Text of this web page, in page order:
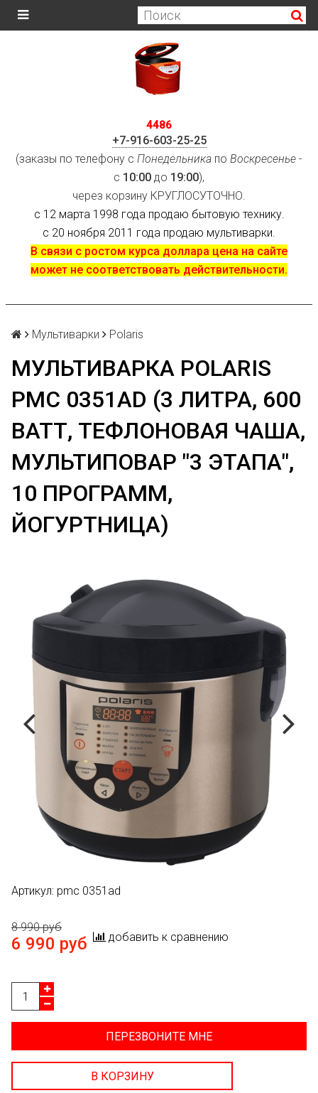
4486
+7-916-603-25-25
(заказы по телефону с Понедельника по Воскресенье -
с 10:00 до 19:00),
через корзину КРУГЛОСУТОЧНО.
с 12 марта 1998 года продаю бытовую технику.
с 20 ноября 2011 года продаю мультиварки.
В связи с ростом курса доллара цена на сайте
может не соответствовать действительности.
Мультиварки Polaris
МУЛЬТИВАРКА POLARIS
PMC 0351AD (3 ЛИТРА, 600
ВАТТ, ТЕФЛОНОВАЯ ЧАША,
МУЛЬТИПОВАР "3 ЭТАПА",
10 ПРОГРАММ,
ЙОГУРТНИЦА)
Артикул: pmc 0351ad
8 990 руб
6 990 руб добавить к сравнению
ПЕРЕЗВОНИТЕ МНЕ
В КОРЗИНУ